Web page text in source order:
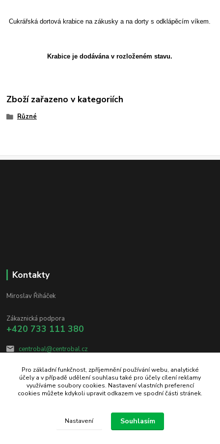
Cukrářská dortová krabice na zákusky a na dorty s odklápěcím víkem.
Krabice je dodávána v rozloženém stavu.
Zboží zařazeno v kategoriích
Různé
Kontakty
Miroslav Řiháček
Zákaznická podpora
+420 733 111 380
centrobal@centrobal.cz
Upravit sběr cookies.
Pro základní funkčnost, zpříjemnění používání webu, analytické
účely a v případě udělení souhlasu také pro účely cílení reklamy
využíváme soubory cookies. Nastavení vlastních preferencí
cookies můžete kdykoli upravit odkazem ve spodní části stránek.
Nastavení Souhlasím